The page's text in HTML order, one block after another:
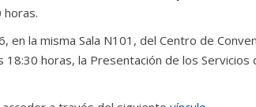
la misma Sala N101, del Centro de
horas, la Presentación de los Servicios